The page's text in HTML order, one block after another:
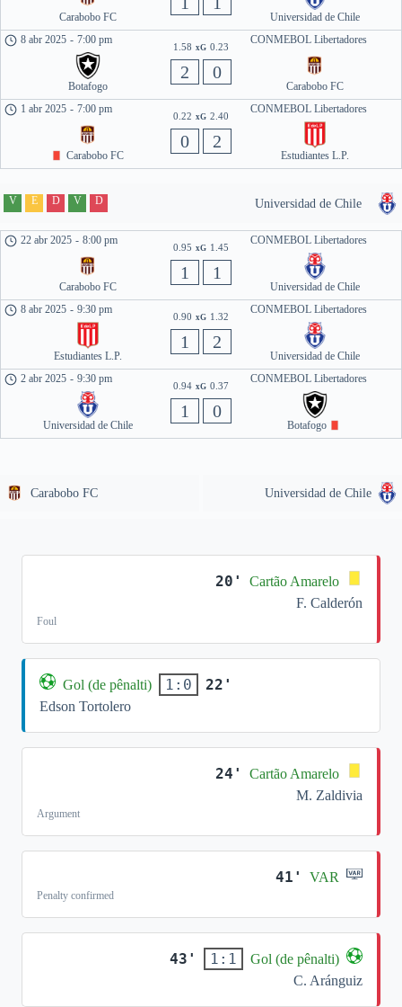
Carabobo FC
Universidad de Chile
CONMEBOL Libertadores
8 abr 2025 - 7:00 pm
Botafogo
1.58 xG 0.23
2 0
Carabobo FC
CONMEBOL Libertadores
1 abr 2025 - 7:00 pm
Carabobo FC
0.22 xG 2.40
0 2
Estudiantes L.P.
Universidad de Chile
V E D V D
CONMEBOL Libertadores
22 abr 2025 - 8:00 pm
Carabobo FC
0.95 xG 1.45
1 1
Universidad de Chile
CONMEBOL Libertadores
8 abr 2025 - 9:30 pm
Estudiantes L.P.
0.90 xG 1.32
1 2
Universidad de Chile
CONMEBOL Libertadores
2 abr 2025 - 9:30 pm
Universidad de Chile
0.94 xG 0.37
1 0
Botafogo
Carabobo FC Universidad de Chile
20'
Cartão Amarelo
F. Calderón
Foul
Gol (de pênalti) 1:0 22'
Edson Tortolero
24'
Cartão Amarelo
M. Zaldivia
Argument
41' VAR
Penalty confirmed
43' 1:1
Gol (de pênalti)
C. Aránguiz